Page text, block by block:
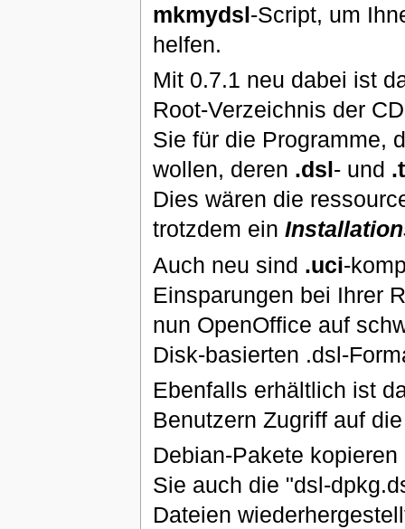
mkmydsl-Script, um
helfen.
Mit 0.7.1 neu dabei ist
Root-Verzeichnis der
Sie für die Programme,
wollen, deren .dsl- und
Dies wären die
trotzdem ein
Auch neu sind .uci-
Einsparungen bei Ihrer
nun OpenOffice auf
Disk-basierten .dsl-
Ebenfalls erhältlich ist
Benutzern Zugriff auf
Debian-Pakete
Sie auch die "dsl-
Dateien